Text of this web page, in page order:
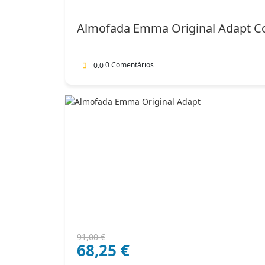
102,00 €.
71,40 €.
Almofada Emma Original Adapt
0.00 Comentários
91,00€
O
preço
68,25 €
O
preço